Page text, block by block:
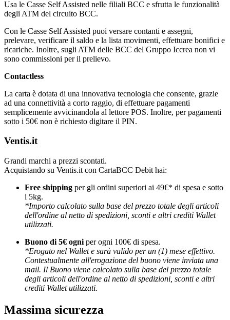
Usa le Casse Self Assisted nelle filiali BCC e sfrutta le funzionalità
degli ATM del circuito BCC.
Con le Casse Self Assisted puoi versare contanti e assegni,
prelevare, verificare il saldo e la lista movimenti, effettuare bonifici e
ricariche. Inoltre, sugli ATM delle BCC del Gruppo Iccrea non vi
sono commissioni per il prelievo.
Contactless
La carta è dotata di una innovativa tecnologia che consente, grazie
ad una connettività a corto raggio, di effettuare pagamenti
semplicemente avvicinandola al lettore POS. Inoltre, per pagamenti
sotto i 50€ non è richiesto digitare il PIN.
Ventis.it
Grandi marchi a prezzi scontati.
Acquistando su Ventis.it con CartaBCC Debit hai:
Free shipping per gli ordini superiori ai 49€* di spesa e sotto
i 5kg.
*Importo calcolato sulla base del prezzo totale degli articoli
dell'ordine al netto di spedizioni, sconti e altri crediti Wallet
utilizzati.
Buono di 5€ ogni per ogni 100€ di spesa.
*Erogato nel Wallet e sarà valido per un (1) mese effettivo.
Contestualmente all'erogazione del buono viene inviata una
mail. Il Buono viene calcolato sulla base del prezzo totale
degli articoli dell'ordine al netto di spedizioni, sconti e altri
crediti Wallet utilizzati.
Massima sicurezza